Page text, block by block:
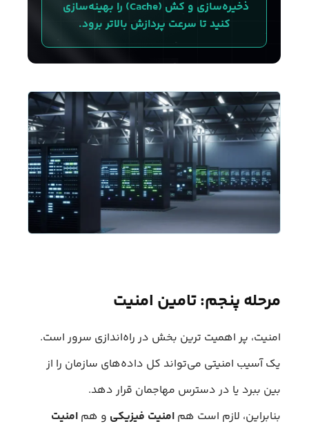
ذخیره‌سازی و کش (Cache) را بهینه‌سازی
کنید تا سرعت پردازش بالاتر برود.
مرحله پنجم: تامین امنیت
امنیت، پر اهمیت ترین بخش در راه‌اندازی سرور است.
یک آسیب امنیتی می‌تواند کل داده‌های سازمان را از
بین ببرد یا در دسترس مهاجمان قرار دهد.
بنابراین، لازم است هم امنیت فیزیکی و هم امنیت